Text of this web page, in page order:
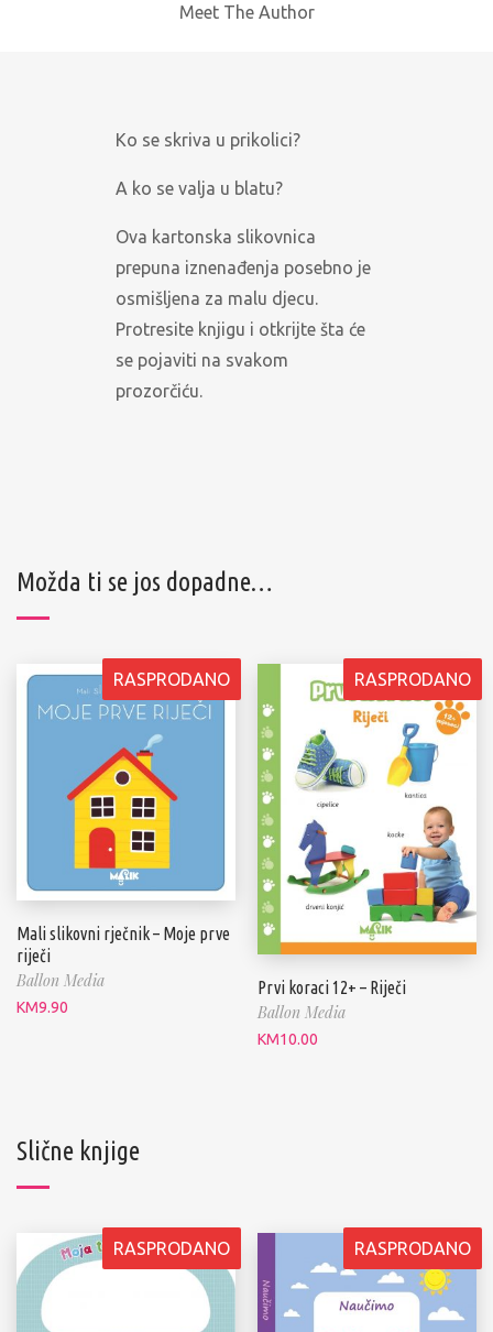
Meet The Author
Ko se skriva u prikolici?
A ko se valja u blatu?
Ova kartonska slikovnica
prepuna iznenađenja posebno je
osmišljena za malu djecu.
Protresite knjigu i otkrijte šta će
se pojaviti na svakom
prozorčiću.
Možda ti se jos dopadne…
RASPRODANO
Mali slikovni rječnik – Moje prve
riječi
Ballon Media
KM9.90
RASPRODANO
Prvi koraci 12+ – Riječi
Ballon Media
KM10.00
Slične knjige
RASPRODANO RASPRODANO